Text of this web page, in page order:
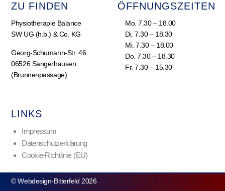
ZU FINDEN
Physiotherapie Balance
SW UG (h.b.) & Co. KG
Georg-Schumann-Str. 46
06526 Sangerhausen
(Brunnenpassage)
ÖFFNUNGSZEITEN
Mo. 7.30 – 18.00
Di. 7.30 – 18.30
Mi. 7.30 – 18.00
Do. 7.30 – 18.30
Fr. 7.30 – 15.30
LINKS
Impressum
Datenschutzerklärung
Cookie-Richtlinie (EU)
© Webdesign-Bitterfeld 2026